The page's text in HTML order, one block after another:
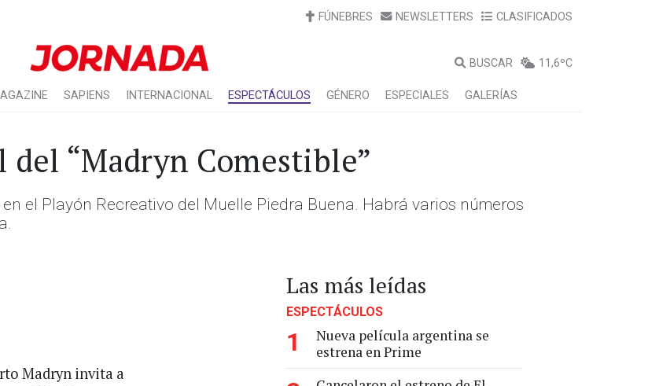
FÚNEBRES NEWSLETTERS CLASIFICADOS
BUSCAR 11,6ºC
SAPIENS INTERNACIONAL ESPECTÁCULOS GÉNERO ESPECIALES GALERÍAS
“Madryn Comestible”
el Playón Recreativo del Muelle Piedra Buena. Habrá varios números
Madryn invita a
Las más leídas
ESPECTÁCULOS
1
Nueva película argentina se
estrena en Prime